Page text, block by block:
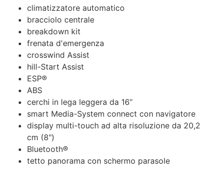
climatizzatore automatico
bracciolo centrale
breakdown kit
frenata d'emergenza
crosswind Assist
hill-Start Assist
ESP®
ABS
cerchi in lega leggera da 16”
smart Media-System connect con navigatore
display multi-touch ad alta risoluzione da 20,2
cm (8")
Bluetooth®
tetto panorama con schermo parasole